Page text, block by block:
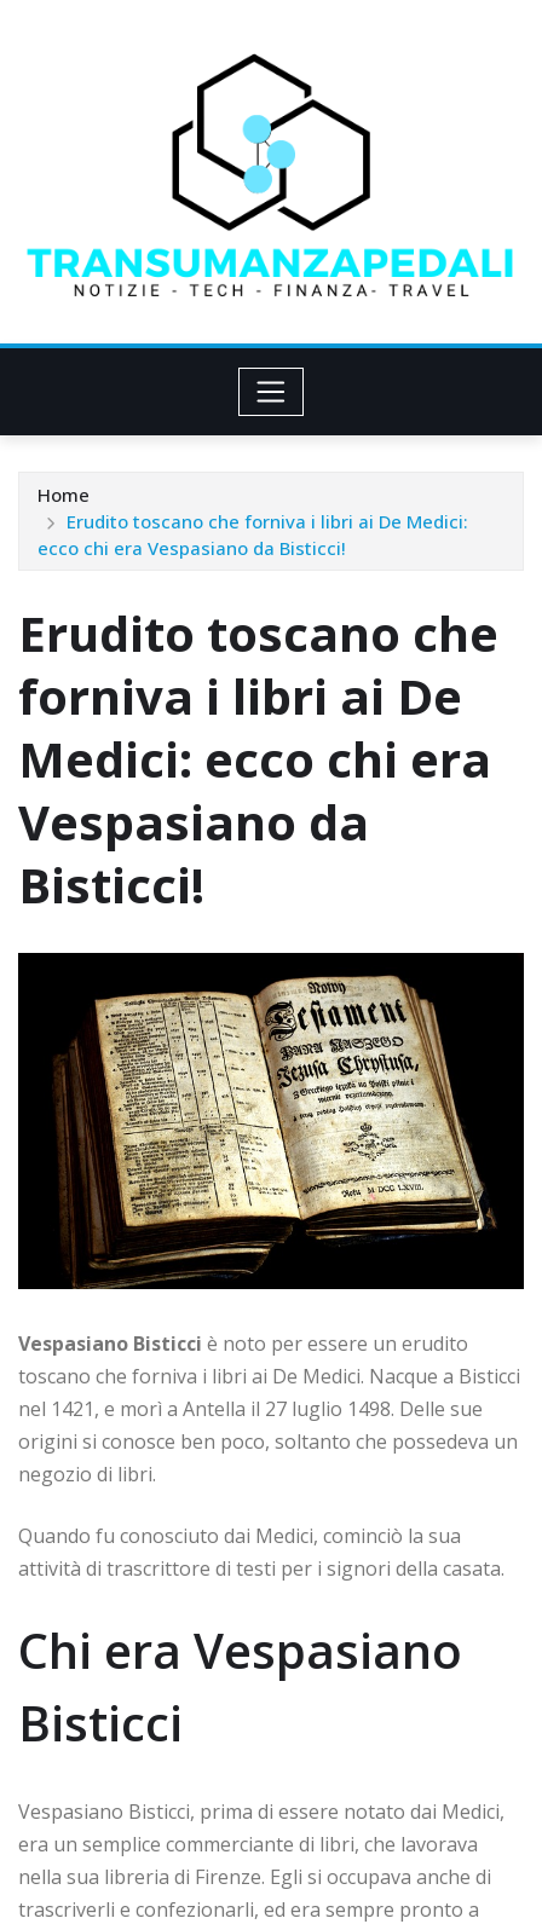
Home
Erudito toscano che forniva i libri ai De Medici:
ecco chi era Vespasiano da Bisticci!
Erudito toscano che
forniva i libri ai De
Medici: ecco chi era
Vespasiano da
Bisticci!
Vespasiano Bisticci è noto per essere un erudito
toscano che forniva i libri ai De Medici. Nacque a Bisticci
nel 1421, e morì a Antella il 27 luglio 1498. Delle sue
origini si conosce ben poco, soltanto che possedeva un
negozio di libri.
Quando fu conosciuto dai Medici, cominciò la sua
attività di trascrittore di testi per i signori della casata.
Chi era Vespasiano
Bisticci
Vespasiano Bisticci, prima di essere notato dai Medici,
era un semplice commerciante di libri, che lavorava
nella sua libreria di Firenze. Egli si occupava anche di
trascriverli e confezionarli, ed era sempre pronto a